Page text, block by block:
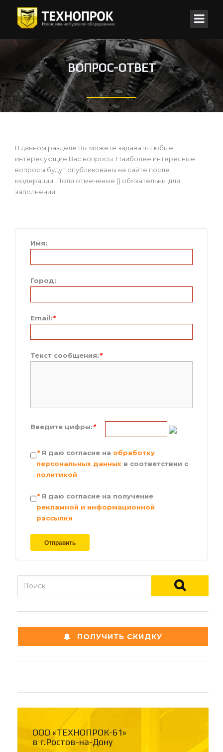
ВОПРОС-ОТВЕТ
В данном разделе Вы можете задавать любые
интересующие Вас вопросы. Наиболее интересные
вопросы будут опубликованы на сайте после
модерации. Поля отмеченые () обязательны для
заполнения.
Имя:
Город:
Email:*
Текст сообщения:*
Введите цифры:*
*Я даю согласие на обработку
персональных данных в соответствии с
политикой
*Я даю согласие на получение
рекламной и информационной
рассылки
ПОЛУЧИТЬ СКИДКУ
ООО «ТЕХНОПРОК-61»
в г.Ростов-на-Дону